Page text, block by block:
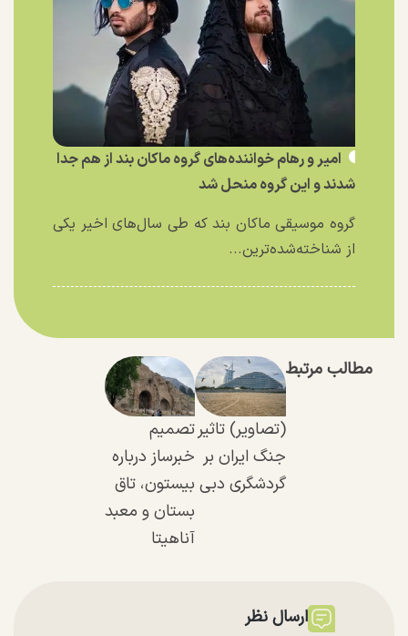
امیر و رهام خواننده‌های گروه ماکان بند از هم جدا
شدند و این گروه منحل شد
گروه موسیقی ماکان بند که طی سال‌های اخیر یکی
از شناخته‌شده‌ترین...
مطالب مرتبط
(تصاویر) تاثیر
جنگ ایران بر
گردشگری دبی
تصمیم
خبرساز درباره
بیستون، تاق
بستان و معبد
آناهیتا
ارسال نظر